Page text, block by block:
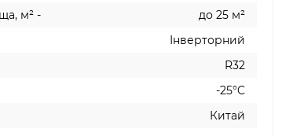
м² -
до 25 м²
Інверторний
R32
-25°C
Китай